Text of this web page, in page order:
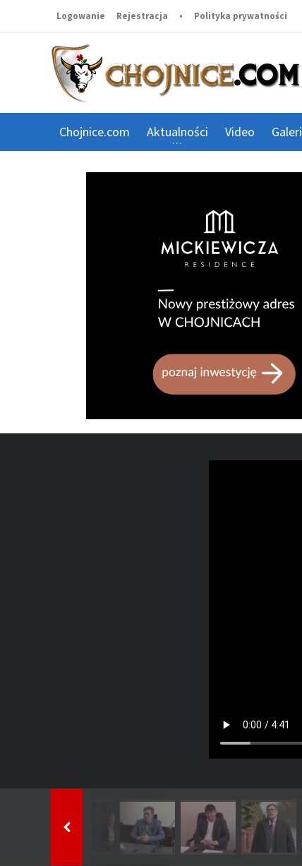
Logowanie Rejestracja • Polityka prywatności
Chojnice.com Aktualności Video